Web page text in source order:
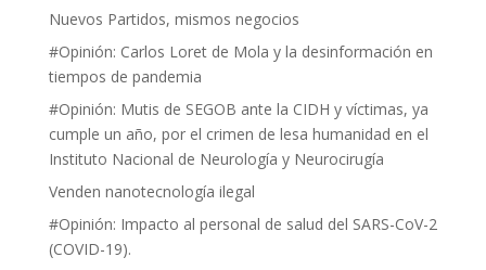
Nuevos Partidos, mismos negocios
#Opinión: Carlos Loret de Mola y la desinformación en
tiempos de pandemia
#Opinión: Mutis de SEGOB ante la CIDH y víctimas, ya
cumple un año, por el crimen de lesa humanidad en el
Instituto Nacional de Neurología y Neurocirugía
Venden nanotecnología ilegal
#Opinión: Impacto al personal de salud del SARS-CoV-2
(COVID-19).